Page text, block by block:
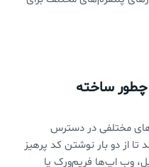
چطور ساخته
مختلفی در دسترس
تا از دو بار نوشتن کد پرهیز
وب اپ‌ها فریم‌ورک یا